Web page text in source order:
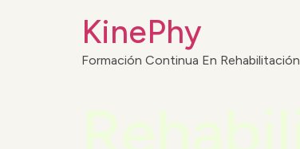
KinePhy
Formación Continua En Rehabilitación